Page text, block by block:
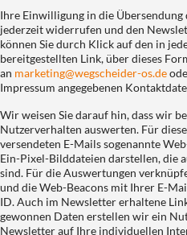
Ihre Einwilligung in die Übersendung
jederzeit widerrufen und den
können Sie durch Klick auf den in
bereitgestellten Link, über dieses
an marketing@wegscheider-os.de
Impressum angegebenen
Wir weisen Sie darauf hin, dass wir
Nutzerverhalten auswerten. Für
versendeten E-Mails sogenannte
Ein-Pixel-Bilddateien darstellen, die
sind. Für die Auswertungen
und die Web-Beacons mit Ihrer E-
ID. Auch im Newsletter erhaltene
gewonnen Daten erstellen wir ein
Newsletter auf Ihre individuellen